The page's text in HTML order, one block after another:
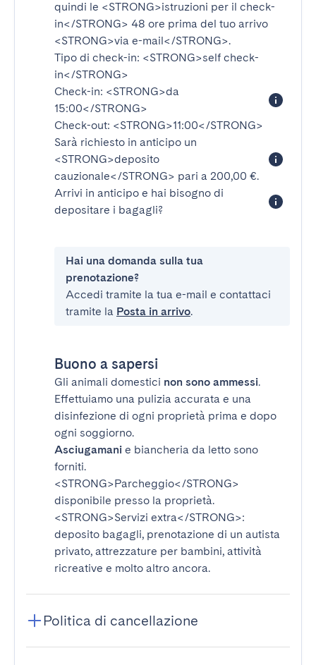
quindi le <STRONG>istruzioni per il check-
in</STRONG> 48 ore prima del tuo arrivo
<STRONG>via e-mail</STRONG>.
Tipo di check-in: <STRONG>self check-
in</STRONG>
Check-in: <STRONG>da
15:00</STRONG>
Check-out: <STRONG>11:00</STRONG>
Sarà richiesto in anticipo un
<STRONG>deposito
cauzionale</STRONG> pari a 200,00 €.
Arrivi in anticipo e hai bisogno di
depositare i bagagli?
Hai una domanda sulla tua
prenotazione?
Accedi tramite la tua e-mail e contattaci
tramite la Posta in arrivo.
Buono a sapersi
Gli animali domestici non sono ammessi.
Effettuiamo una pulizia accurata e una
disinfezione di ogni proprietà prima e dopo
ogni soggiorno.
Asciugamani e biancheria da letto sono
forniti.
<STRONG>Parcheggio</STRONG>
disponibile presso la proprietà.
<STRONG>Servizi extra</STRONG>:
deposito bagagli, prenotazione di un autista
privato, attrezzature per bambini, attività
ricreative e molto altro ancora.
Politica di cancellazione